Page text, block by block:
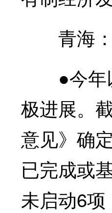
青海：
●今年以
极进展。
意见》确
已完成或
未启动6